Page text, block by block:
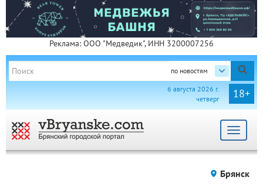
Реклама: ООО "Медведик", ИНН 3200007256
по новостям
18+
6 августа 2026 г.
четверг
Toggle
Брянск